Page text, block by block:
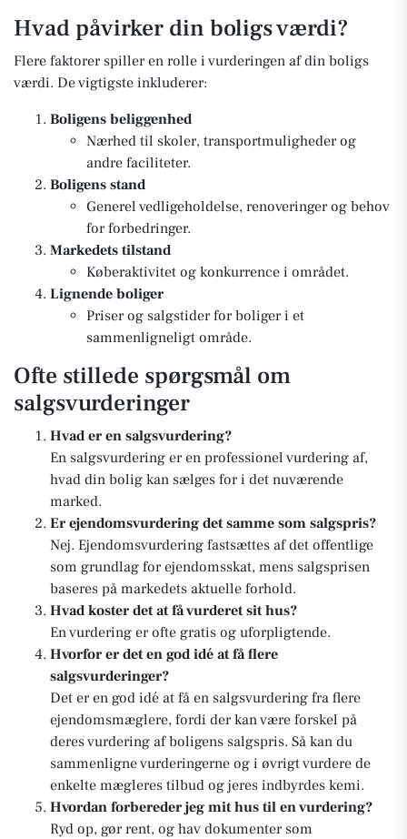
Hvad påvirker din boligs værdi?
Flere faktorer spiller en rolle i vurderingen af din boligs
værdi. De vigtigste inkluderer:
Boligens beliggenhed
Nærhed til skoler, transportmuligheder og
andre faciliteter.
Boligens stand
Generel vedligeholdelse, renoveringer og behov
for forbedringer.
Markedets tilstand
Køberaktivitet og konkurrence i området.
Lignende boliger
Priser og salgstider for boliger i et
sammenligneligt område.
Ofte stillede spørgsmål om
salgsvurderinger
Hvad er en salgsvurdering?
En salgsvurdering er en professionel vurdering af,
hvad din bolig kan sælges for i det nuværende
marked.
Er ejendomsvurdering det samme som salgspris?
Nej. Ejendomsvurdering fastsættes af det offentlige
som grundlag for ejendomsskat, mens salgsprisen
baseres på markedets aktuelle forhold.
Hvad koster det at få vurderet sit hus?
En vurdering er ofte gratis og uforpligtende.
Hvorfor er det en god idé at få flere
salgsvurderinger?
Det er en god idé at få en salgsvurdering fra flere
ejendomsmæglere, fordi der kan være forskel på
deres vurdering af boligens salgspris. Så kan du
sammenligne vurderingerne og i øvrigt vurdere de
enkelte mægleres tilbud og jeres indbyrdes kemi.
Hvordan forbereder jeg mit hus til en vurdering?
Ryd op, gør rent, og hav dokumenter som